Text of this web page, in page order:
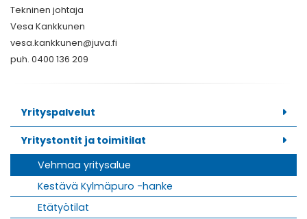
Yrityspalvelut
Yritystontit ja toimitilat
Vehmaa yritysalue
Kestävä Kylmäpuro -hanke
Etätyötilat
Tekninen johtaja
Vesa Kankkunen
vesa.kankkunen@juva.fi
puh. 0400 136 209